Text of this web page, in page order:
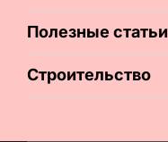
Полезные статьи
Строительство